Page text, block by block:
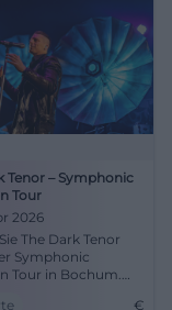
Tenor – Symphonic
Tour
2026
The Dark Tenor
Symphonic
Tour in Bochum.
€